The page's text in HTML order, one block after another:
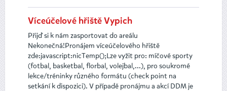
Víceúčelové hřiště Vypich
Přijď si k nám zasportovat do areálu
Nekonečná!Pronájem víceúčelového hřiště
zde:javascript:nicTemp();Lze vyžit pro: míčové sporty
(fotbal, basketbal, florbal, volejbal,...), pro soukromé
lekce/tréninky různého formátu (check point na
setkání k dispozici). V případě pronájmu a akcí DDM je